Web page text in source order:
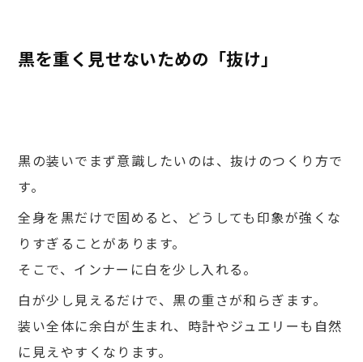
黒を重く見せないための「抜け」
黒の装いでまず意識したいのは、抜けのつくり方で
す。
全身を黒だけで固めると、どうしても印象が強くな
りすぎることがあります。
そこで、インナーに白を少し入れる。
白が少し見えるだけで、黒の重さが和らぎます。
装い全体に余白が生まれ、時計やジュエリーも自然
に見えやすくなります。